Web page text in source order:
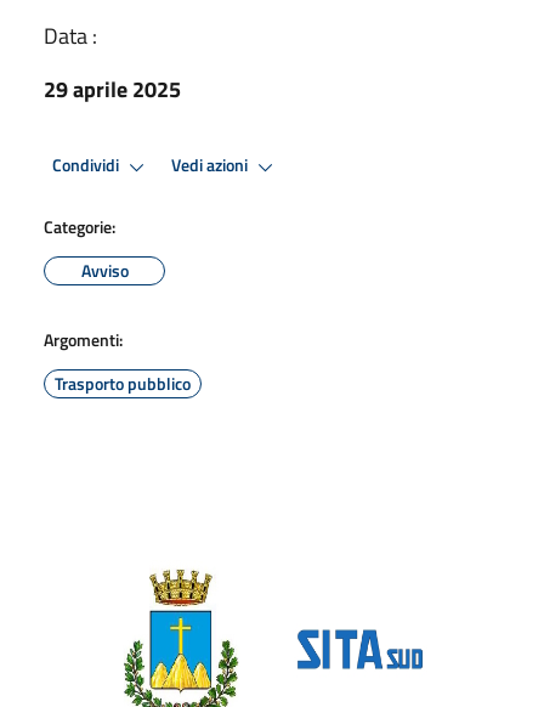
Data :
29 aprile 2025
Condividi Vedi azioni
Categorie:
Avviso
Argomenti:
Trasporto pubblico